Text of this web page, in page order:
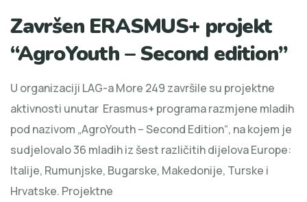
Završen ERASMUS+ projekt
“AgroYouth – Second edition”
U organizaciji LAG-a More 249 završile su projektne
aktivnosti unutar Erasmus+ programa razmjene mladih
pod nazivom „AgroYouth – Second Edition“, na kojem je
sudjelovalo 36 mladih iz šest različitih dijelova Europe:
Italije, Rumunjske, Bugarske, Makedonije, Turske i
Hrvatske. Projektne